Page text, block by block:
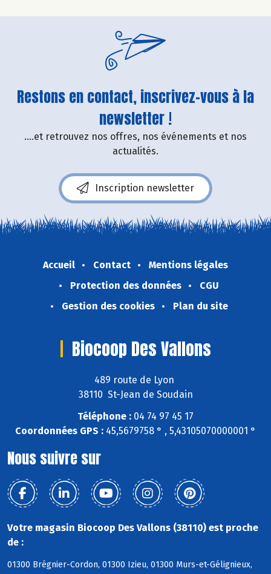
Restons en contact, inscrivez-vous à la
newsletter !
....et retrouvez nos offres, nos événements et nos
actualités.
Inscription newsletter
Accueil Contact
Mentions légales
Protection des données
CGU
Gestion des cookies
Plan du site
Biocoop Des Vallons
489 route de Lyon
38110 St-Jean de Soudain
Téléphone : 04 74 97 45 17
Coordonnées GPS : 45,5679758 ° , 5,43105070000001 °
Nous suivre sur
Votre magasin Biocoop Des Vallons (38110) est proche
de :
01300 Brégnier-Cordon, 01300 Izieu, 01300 Murs-et-Gélignieux,